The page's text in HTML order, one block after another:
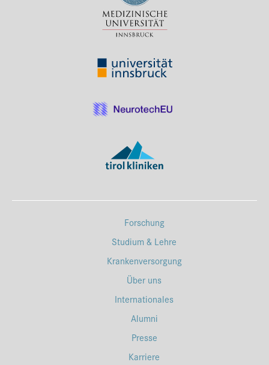
Forschung
Studium & Lehre
Krankenversorgung
Über uns
Internationales
Alumni
Presse
Karriere